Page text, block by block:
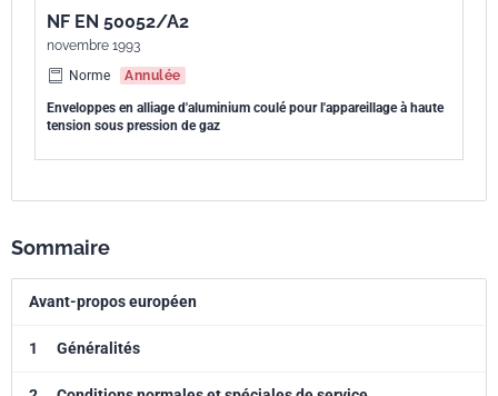
NF EN 50052/A2
novembre 1993
Norme
Annulée
Enveloppes en alliage d'aluminium coulé pour l'appareillage à haute
tension sous pression de gaz
Sommaire
Avant-propos européen
1 Généralités